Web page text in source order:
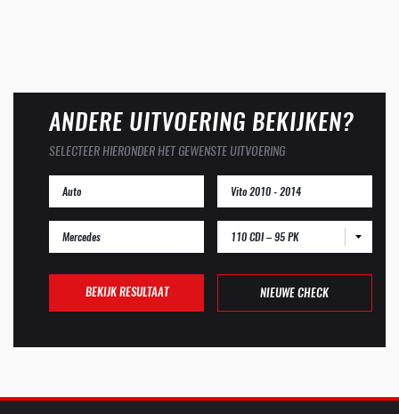
ANDERE UITVOERING BEKIJKEN?
SELECTEER HIERONDER HET GEWENSTE UITVOERING
110 CDI – 95 PK
BEKIJK RESULTAAT NIEUWE CHECK